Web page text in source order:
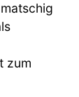
zum